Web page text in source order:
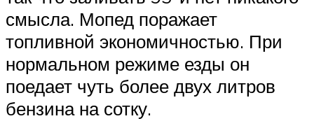
смысла. Мопед поражает
топливной экономичностью. При
нормальном режиме езды он
поедает чуть более двух литров
бензина на сотку.